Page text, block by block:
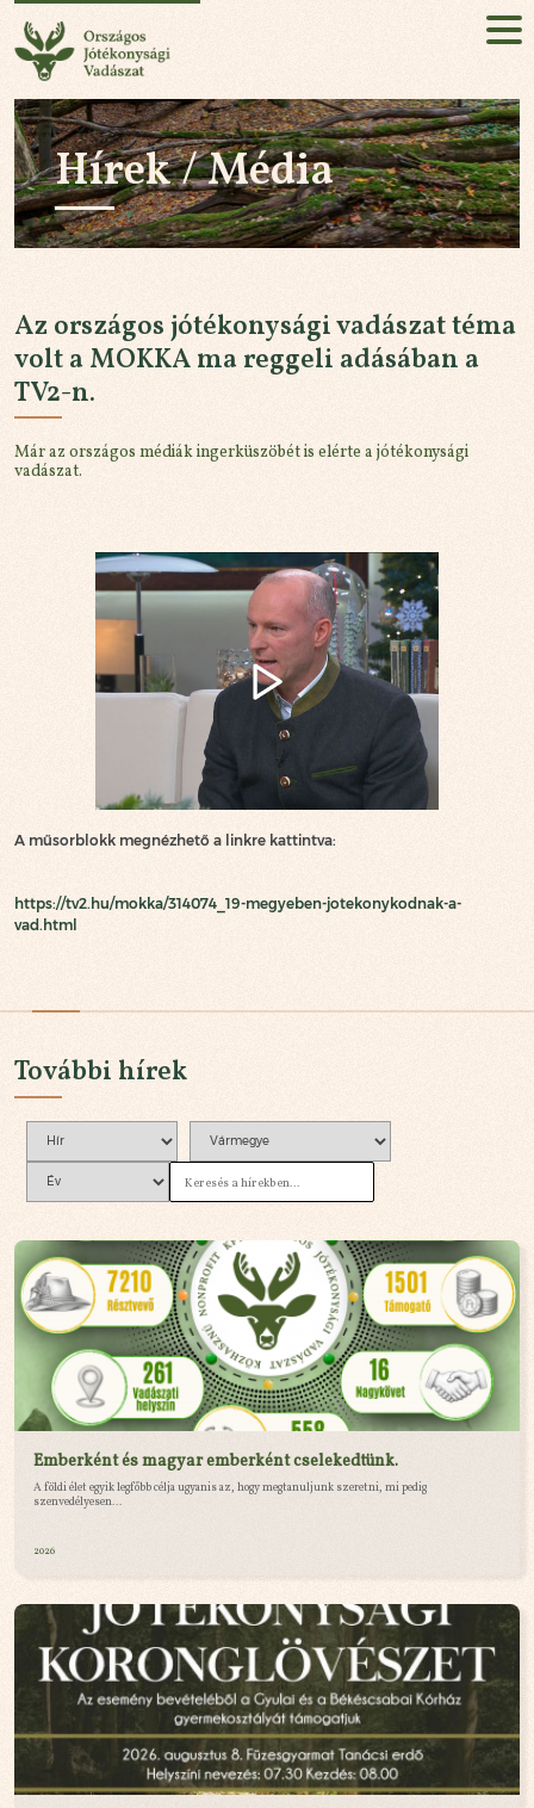
HU EN
Jelentkezés!
RÓLUNK
AZ ESEMÉNY
PARTNEREK
Hírek / Média
Az országos jótékonysági vadászat téma
volt a MOKKA ma reggeli adásában a
TV2-n.
Már az országos médiák ingerküszöbét is elérte a jótékonysági
vadászat.
A műsorblokk megnézhető a linkre kattintva:
https://tv2.hu/mokka/314074_19-megyeben-jotekonykodnak-a-
vad.html
További hírek
Emberként és magyar emberként cselekedtünk.
A földi élet egyik legfőbb célja ugyanis az, hogy megtanuljunk szeretni, mi pedig
szenvedélyesen...
2026